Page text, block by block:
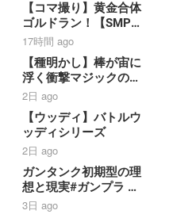
【コマ撮り】黄金合体
ゴルドラン！【SMP】
【黄金勇者ゴルドラ
ン】#shorts #ゴルド
ラン #smp
#stopmotion #黄金合
17時間 ago
【種明かし】棒が宙に
浮く衝撃マジックのや
り方大暴露‼️【magic
trick】
2日 ago
【ウッディ】バトルウ
ッディシリーズ
2日 ago
ガンタンク初期型の理
想と現実#ガンプラ #
ガンダム #コマ撮り
3日 ago